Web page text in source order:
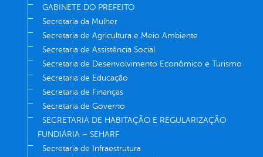
GABINETE DO PREFEITO
Secretaria da Mulher
Secretaria de Agricultura e Meio Ambiente
Secretaria de Assistência Social
Secretaria de Desenvolvimento Econômico e Turismo
Secretaria de Educação
Secretaria de Finanças
Secretaria de Governo
SECRETARIA DE HABITAÇÃO E REGULARIZAÇÃO
FUNDIÁRIA – SEHARF
Secretaria de Infraestrutura